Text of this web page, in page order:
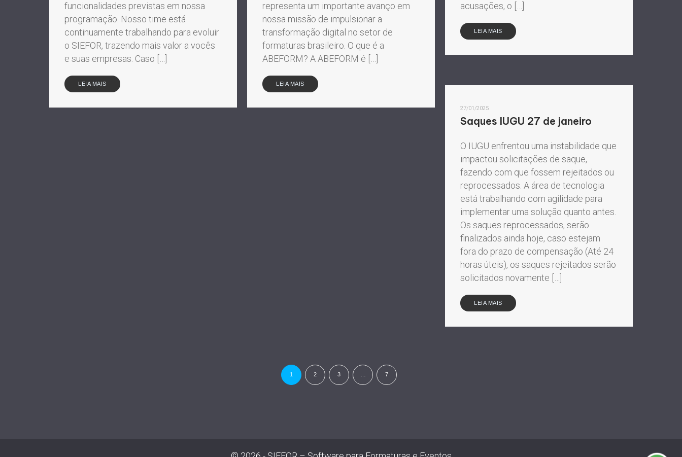
acusações, o […]
LEIA MAIS
funcionalidades previstas em nossa
programação. Nosso time está
continuamente trabalhando para evoluir
o SIEFOR, trazendo mais valor a vocês
e suas empresas. Caso […]
LEIA MAIS
representa um importante avanço em
nossa missão de impulsionar a
transformação digital no setor de
formaturas brasileiro. O que é a
ABEFORM? A ABEFORM é […]
LEIA MAIS
27/01/2025
Saques IUGU 27 de janeiro
O IUGU enfrentou uma instabilidade que
impactou solicitações de saque,
fazendo com que fossem rejeitados ou
reprocessados. A área de tecnologia
está trabalhando com agilidade para
implementar uma solução quanto antes.
Os saques reprocessados, serão
finalizados ainda hoje, caso estejam
fora do prazo de compensação (Até 24
horas úteis), os saques rejeitados serão
solicitados novamente […]
LEIA MAIS
1 2 3 7